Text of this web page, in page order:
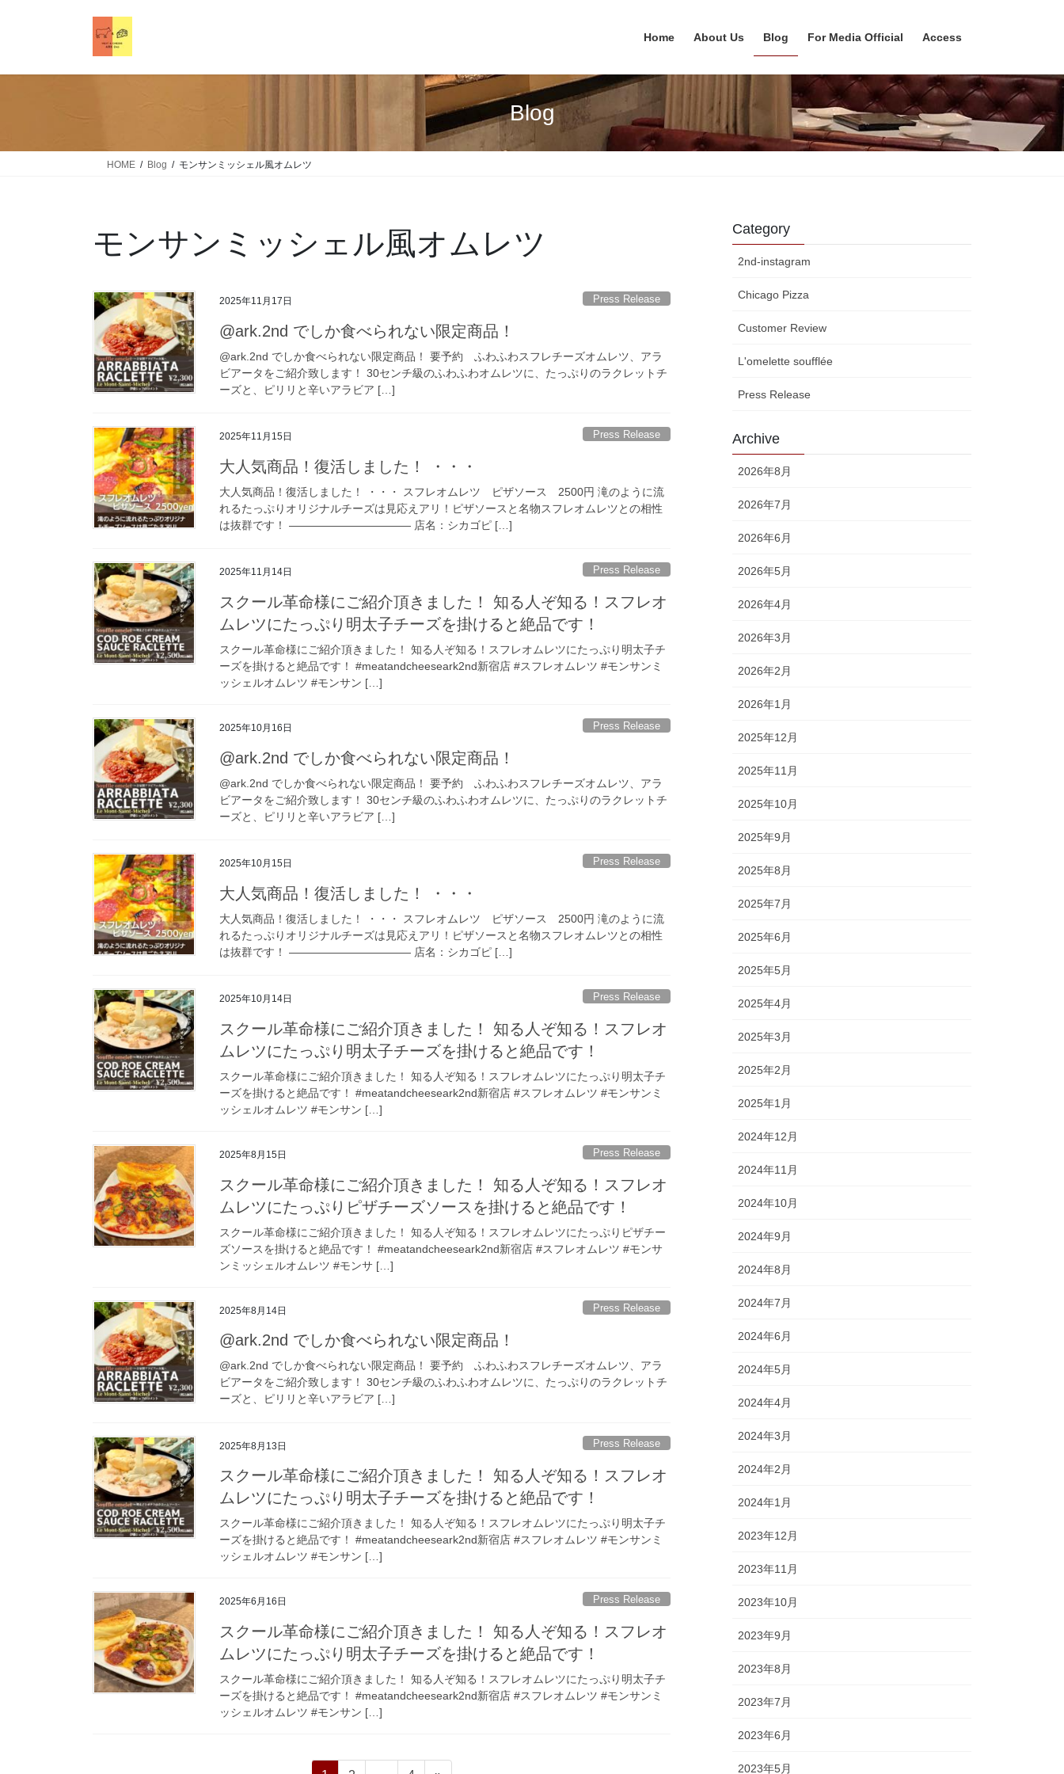
Home About Us Blog For Media Official Access
Blog
HOME Blog モンサンミッシェル風オムレツ
モンサンミッシェル風オムレツ
2025年11月17日 Press Release
@ark.2nd でしか食べられない限定商品！
@ark.2nd でしか食べられない限定商品！ 要予約 ふわふわスフレチーズオムレツ、アラ
ビアータをご紹介致します！ 30センチ級のふわふわオムレツに、たっぷりのラクレットチ
ーズと、ピリリと辛いアラビア […]
2025年11月15日 Press Release
大人気商品！復活しました！ ・・・
大人気商品！復活しました！ ・・・ スフレオムレツ ピザソース 2500円 滝のように流
れるたっぷりオリジナルチーズは見応えアリ！ピザソースと名物スフレオムレツとの相性
は抜群です！ ——————————— 店名：シカゴピ […]
2025年11月14日 Press Release
スクール革命様にご紹介頂きました！ 知る人ぞ知る！スフレオ
ムレツにたっぷり明太子チーズを掛けると絶品です！
スクール革命様にご紹介頂きました！ 知る人ぞ知る！スフレオムレツにたっぷり明太子チ
ーズを掛けると絶品です！ #meatandcheeseark2nd新宿店 #スフレオムレツ #モンサンミ
ッシェルオムレツ #モンサン […]
2025年10月16日 Press Release
@ark.2nd でしか食べられない限定商品！
@ark.2nd でしか食べられない限定商品！ 要予約 ふわふわスフレチーズオムレツ、アラ
ビアータをご紹介致します！ 30センチ級のふわふわオムレツに、たっぷりのラクレットチ
ーズと、ピリリと辛いアラビア […]
2025年10月15日 Press Release
大人気商品！復活しました！ ・・・
大人気商品！復活しました！ ・・・ スフレオムレツ ピザソース 2500円 滝のように流
れるたっぷりオリジナルチーズは見応えアリ！ピザソースと名物スフレオムレツとの相性
は抜群です！ ——————————— 店名：シカゴピ […]
2025年10月14日 Press Release
スクール革命様にご紹介頂きました！ 知る人ぞ知る！スフレオ
ムレツにたっぷり明太子チーズを掛けると絶品です！
スクール革命様にご紹介頂きました！ 知る人ぞ知る！スフレオムレツにたっぷり明太子チ
ーズを掛けると絶品です！ #meatandcheeseark2nd新宿店 #スフレオムレツ #モンサンミ
ッシェルオムレツ #モンサン […]
2025年8月15日 Press Release
スクール革命様にご紹介頂きました！ 知る人ぞ知る！スフレオ
ムレツにたっぷりピザチーズソースを掛けると絶品です！
スクール革命様にご紹介頂きました！ 知る人ぞ知る！スフレオムレツにたっぷりピザチー
ズソースを掛けると絶品です！ #meatandcheeseark2nd新宿店 #スフレオムレツ #モンサ
ンミッシェルオムレツ #モンサ […]
2025年8月14日 Press Release
@ark.2nd でしか食べられない限定商品！
@ark.2nd でしか食べられない限定商品！ 要予約 ふわふわスフレチーズオムレツ、アラ
ビアータをご紹介致します！ 30センチ級のふわふわオムレツに、たっぷりのラクレットチ
ーズと、ピリリと辛いアラビア […]
2025年8月13日 Press Release
スクール革命様にご紹介頂きました！ 知る人ぞ知る！スフレオ
ムレツにたっぷり明太子チーズを掛けると絶品です！
スクール革命様にご紹介頂きました！ 知る人ぞ知る！スフレオムレツにたっぷり明太子チ
ーズを掛けると絶品です！ #meatandcheeseark2nd新宿店 #スフレオムレツ #モンサンミ
ッシェルオムレツ #モンサン […]
2025年6月16日 Press Release
スクール革命様にご紹介頂きました！ 知る人ぞ知る！スフレオ
ムレツにたっぷり明太子チーズを掛けると絶品です！
スクール革命様にご紹介頂きました！ 知る人ぞ知る！スフレオムレツにたっぷり明太子チ
ーズを掛けると絶品です！ #meatandcheeseark2nd新宿店 #スフレオムレツ #モンサンミ
ッシェルオムレツ #モンサン […]
Category
2nd-instagram
Chicago Pizza
Customer Review
L'omelette soufflée
Press Release
Archive
2026年8月
2026年7月
2026年6月
2026年5月
2026年4月
2026年3月
2026年2月
2026年1月
2025年12月
2025年11月
2025年10月
2025年9月
2025年8月
2025年7月
2025年6月
2025年5月
2025年4月
2025年3月
2025年2月
2025年1月
2024年12月
2024年11月
2024年10月
2024年9月
2024年8月
2024年7月
2024年6月
2024年5月
2024年4月
2024年3月
2024年2月
2024年1月
2023年12月
2023年11月
2023年10月
2023年9月
2023年8月
2023年7月
2023年6月
2023年5月